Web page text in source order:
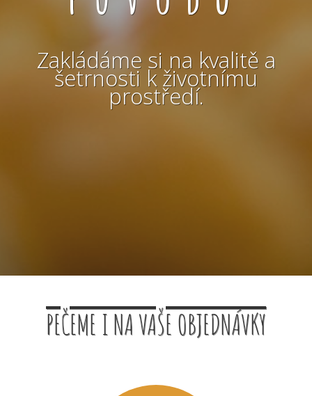
Zakládáme si na kvalitě a
šetrnosti k životnímu
prostředí.
PEČEME I NA VAŠE OBJEDNÁVKY